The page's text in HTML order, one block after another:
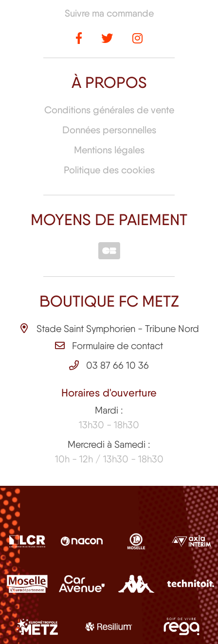
Suivre ma commande
À PROPOS
Conditions générales de vente
Données personnelles
Mentions légales
Politique des cookies
MOYENS DE PAIEMENT
BOUTIQUE FC METZ
Stade Saint Symphorien - Tribune Nord
Formulaire de contact
03 87 66 10 36
Horaires d'ouverture
Mardi :
13h30 - 18h30
Mercredi à Samedi :
10h - 12h / 13h30 - 18h30